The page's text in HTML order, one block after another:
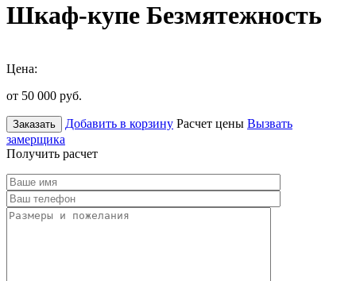
Шкаф-купе Безмятежность
Цена:
от 50 000 руб.
Заказать Добавить в корзину Расчет цены Вызвать
замерщика
Получить расчет